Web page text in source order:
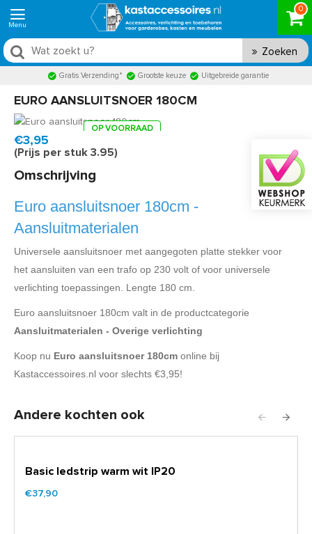
0
Zoeken
Gratis Verzending* Grootste keuze Uitgebreide garantie
EURO AANSLUITSNOER 180CM
OP VOORRAAD
Snel in huis, 1 á 2 werkdagen
€3,95
(Prijs per stuk 3.95)
Omschrijving
Euro aansluitsnoer 180cm -
Aansluitmaterialen
Universele aansluitsnoer met aangegoten platte stekker voor
het aansluiten van een trafo op 230 volt of voor universele
verlichting toepassingen. Lengte 180 cm.
Euro aansluitsnoer 180cm valt in de productcategorie
Aansluitmaterialen - Overige verlichting
Koop nu Euro aansluitsnoer 180cm online bij
Kastaccessoires.nl voor slechts €3,95!
Andere kochten ook
Basic ledstrip warm wit IP20
€37,90